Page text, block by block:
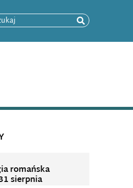
romańska
sierpnia